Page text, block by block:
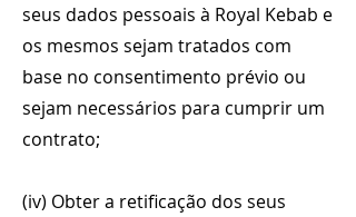
seus dados pessoais à Royal Kebab e
os mesmos sejam tratados com
base no consentimento prévio ou
sejam necessários para cumprir um
contrato;
(iv) Obter a retificação dos seus